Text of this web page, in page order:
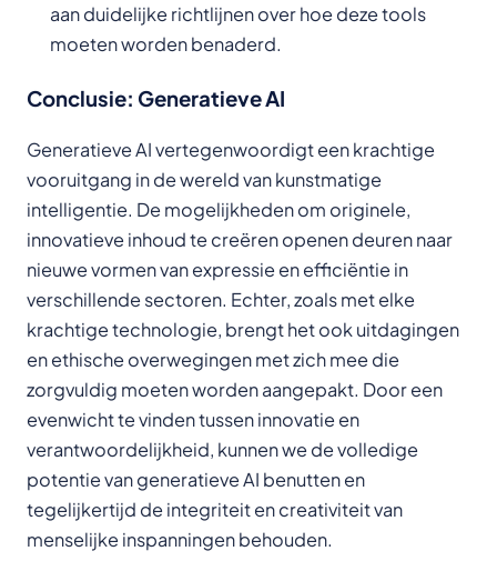
aan duidelijke richtlijnen over hoe deze tools
moeten worden benaderd.
Conclusie: Generatieve AI
Generatieve AI vertegenwoordigt een krachtige
vooruitgang in de wereld van kunstmatige
intelligentie. De mogelijkheden om originele,
innovatieve inhoud te creëren openen deuren naar
nieuwe vormen van expressie en efficiëntie in
verschillende sectoren. Echter, zoals met elke
krachtige technologie, brengt het ook uitdagingen
en ethische overwegingen met zich mee die
zorgvuldig moeten worden aangepakt. Door een
evenwicht te vinden tussen innovatie en
verantwoordelijkheid, kunnen we de volledige
potentie van generatieve AI benutten en
tegelijkertijd de integriteit en creativiteit van
menselijke inspanningen behouden.